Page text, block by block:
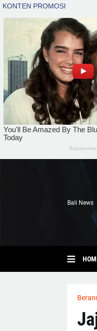
Bali News